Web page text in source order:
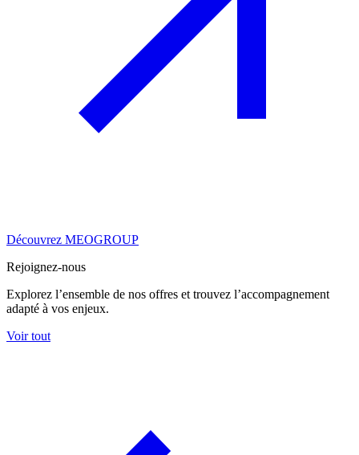
Découvrez MEOGROUP
Rejoignez-nous
Explorez l’ensemble de nos offres et trouvez l’accompagnement
adapté à vos enjeux.
Voir tout